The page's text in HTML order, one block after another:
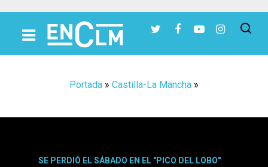
Portada » Castilla-La Mancha »
SE PERDIÓ EL SÁBADO EN EL "PICO DEL LOBO"